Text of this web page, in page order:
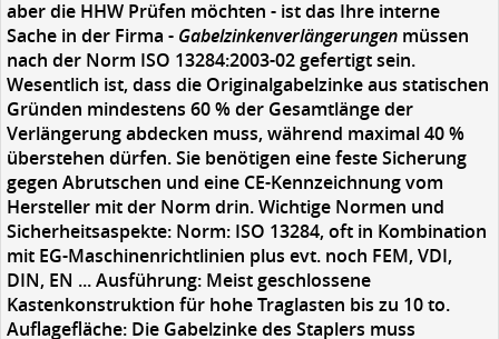
aber die HHW Prüfen möchten - ist das Ihre interne
Sache in der Firma - Gabelzinkenverlängerungen müssen
nach der Norm ISO 13284:2003-02 gefertigt sein.
Wesentlich ist, dass die Originalgabelzinke aus statischen
Gründen mindestens 60 % der Gesamtlänge der
Verlängerung abdecken muss, während maximal 40 %
überstehen dürfen. Sie benötigen eine feste Sicherung
gegen Abrutschen und eine CE-Kennzeichnung vom
Hersteller mit der Norm drin. Wichtige Normen und
Sicherheitsaspekte: Norm: ISO 13284, oft in Kombination
mit EG-Maschinenrichtlinien plus evt. noch FEM, VDI,
DIN, EN ... Ausführung: Meist geschlossene
Kastenkonstruktion für hohe Traglasten bis zu 10 to.
Auflagefläche: Die Gabelzinke des Staplers muss